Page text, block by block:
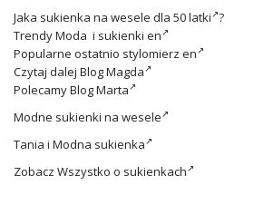
Jaka sukienka na wesele dla 50 latki ?
TrendyModa i sukienki en
Popularne ostatnio stylomierz en
Czytaj dalej Blog Magda
PolecamyBlog Marta
Modne sukienki na wesele
Tania i Modna sukienka
Zobacz Wszystko o sukienkach